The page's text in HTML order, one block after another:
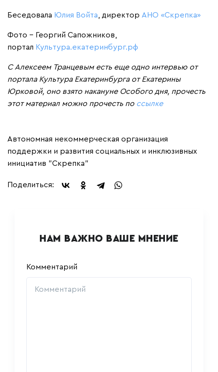
Беседовала Юлия Войта , директор АНО «Скрепка»
Фото - Георгий Сапожников,
портал Культура.екатеринбург.рф
С Алексеем Транцевым есть еще одно интервью от
портала Культура Екатеринбурга от Екатерины
Юрковой, оно взято накануне Особого дня, прочесть
этот материал можно прочесть по ссылке
Автономная некоммерческая организация
поддержки и развития социальных и инклюзивных
инициатив "Скрепка"
Поделиться:
НАМ ВАЖНО ВАШЕ МНЕНИЕ
Комментарий